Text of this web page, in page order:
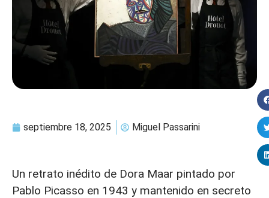
septiembre 18, 2025 Miguel Passarini
Un retrato inédito de Dora Maar pintado por
Pablo Picasso en 1943 y mantenido en secreto